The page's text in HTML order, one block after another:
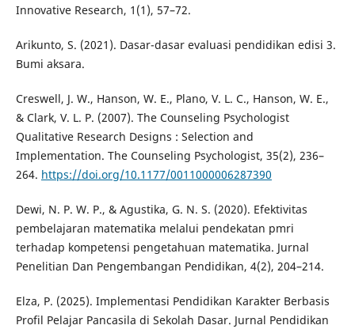
Innovative Research, 1(1), 57–72.
Arikunto, S. (2021). Dasar-dasar evaluasi pendidikan edisi 3.
Bumi aksara.
Creswell, J. W., Hanson, W. E., Plano, V. L. C., Hanson, W. E.,
& Clark, V. L. P. (2007). The Counseling Psychologist
Qualitative Research Designs : Selection and
Implementation. The Counseling Psychologist, 35(2), 236–
264. https://doi.org/10.1177/0011000006287390
Dewi, N. P. W. P., & Agustika, G. N. S. (2020). Efektivitas
pembelajaran matematika melalui pendekatan pmri
terhadap kompetensi pengetahuan matematika. Jurnal
Penelitian Dan Pengembangan Pendidikan, 4(2), 204–214.
Elza, P. (2025). Implementasi Pendidikan Karakter Berbasis
Profil Pelajar Pancasila di Sekolah Dasar. Jurnal Pendidikan